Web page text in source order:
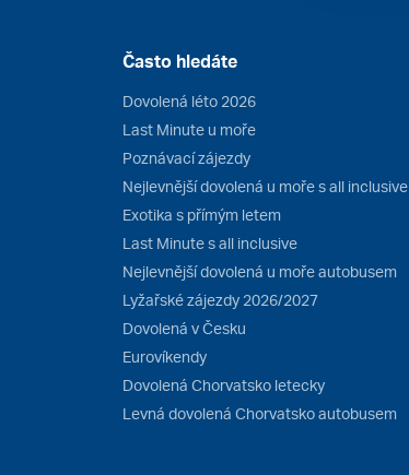
Často hledáte
Dovolená léto 2026
Last Minute u moře
Poznávací zájezdy
Nejlevnější dovolená u moře s all inclusive
Exotika s přímým letem
Last Minute s all inclusive
Nejlevnější dovolená u moře autobusem
Lyžařské zájezdy 2026/2027
Dovolená v Česku
Eurovíkendy
Dovolená Chorvatsko letecky
Levná dovolená Chorvatsko autobusem